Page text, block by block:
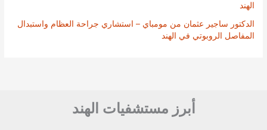
الهند
الدكتور ساجير عثمان من مومباي – استشاري جراحة العظام واستبدال
المفاصل الروبوتي في الهند
أبرز مستشفيات الهند